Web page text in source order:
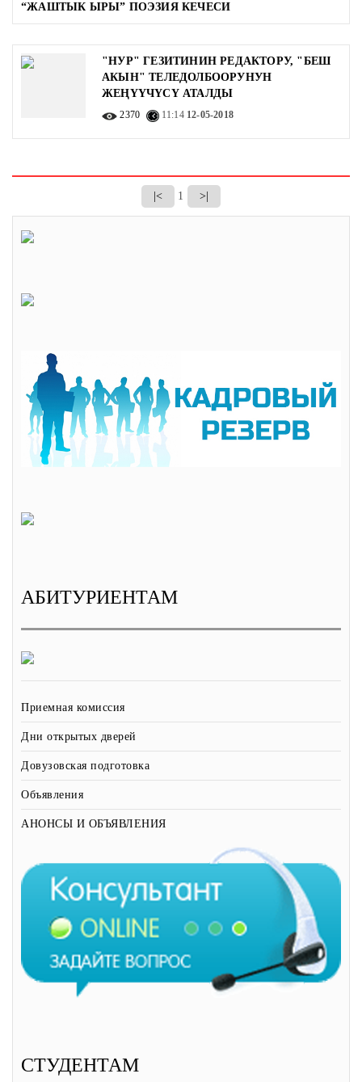
“ЖАШТЫК ЫРЫ” ПОЭЗИЯ КЕЧЕСИ
"НУР" ГЕЗИТИНИН РЕДАКТОРУ, "БЕШ
АКЫН" ТЕЛЕДОЛБООРУНУН
ЖЕҢҮҮЧҮСҮ АТАЛДЫ
2370 11:14 12-05-2018
|< 1 >|
АБИТУРИЕНТАМ
Приемная комиссия
Дни открытых дверей
Довузовская подготовка
Объявления
АНОНСЫ И ОБЪЯВЛЕНИЯ
СТУДЕНТАМ